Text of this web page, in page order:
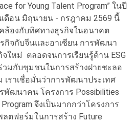
for Young Talent Program” ในปี
เดือน มิถุนายน - กรฎาคม 2569 นี้
ล้องกับทิศทางธุรกิจในอนาคต
กิจกับจีนและอาเซียน การพัฒนา
ใหม่ ตลอดจนการเรียนรู้ด้าน ESG
วมกับชุมชนในการสร้างฝายชะลอ
เราเชื่อมั่นว่าการพัฒนาประเทศ
พัฒนาคน โครงการ Possibilities
จึงเป็นมากกว่าโครงการ
ตฟอร์มในการสร้าง Future